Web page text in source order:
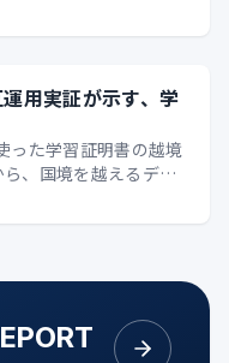
用実証が示す、学
った学習証明書の越境
、国境を越えるデジ